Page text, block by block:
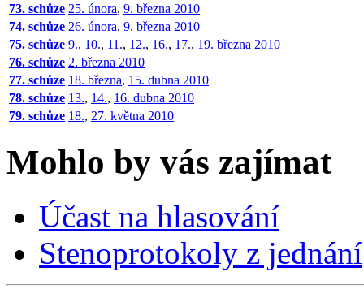
73. schůze 25. února, 9. března 2010
74. schůze 26. února, 9. března 2010
75. schůze 9., 10., 11., 12., 16., 17., 19. března 2010
76. schůze 2. března 2010
77. schůze 18. března, 15. dubna 2010
78. schůze 13., 14., 16. dubna 2010
79. schůze 18., 27. května 2010
Mohlo by vás zajímat
Účast na hlasování
Stenoprotokoly z jednání